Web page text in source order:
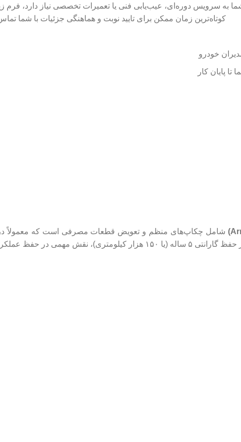
به سرویس دوره‌ای، عیب‌یابی فنی یا تعمیرات تخصصی نیاز دارد، فرم
کوتاه‌ترین زمان ممکن برای تایید نوبت و هماهنگی جزئیات با شما
خودرو
پایان کار
پیشرانه و گیربکس خودرو دارد.